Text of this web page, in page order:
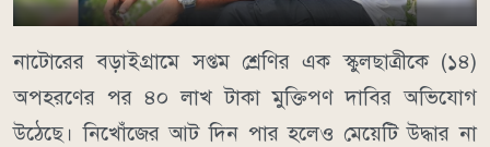
নাটোরের বড়াইগ্রামে সপ্তম শ্রেণির এক স্কুলছাত্রীকে (১৪)
অপহরণের পর ৪০ লাখ টাকা মুক্তিপণ দাবির অভিযোগ
উঠেছে। নিখোঁজের আট দিন পার হলেও মেয়েটি উদ্ধার না